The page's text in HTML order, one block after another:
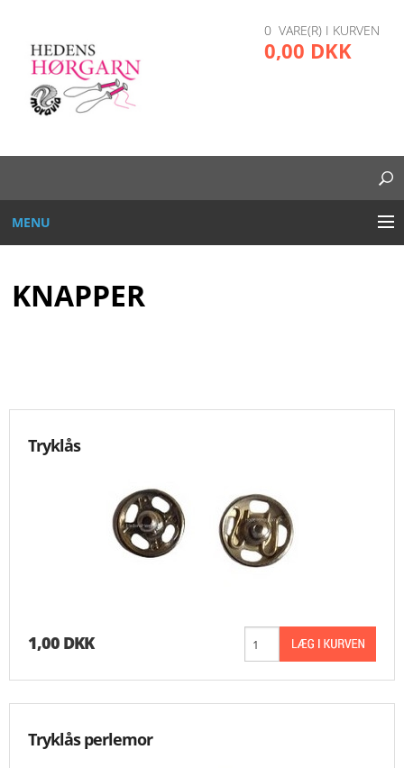
0 VARE(R) I KURVEN
0,00 DKK
MENU
DIVERSE
KNIPLING
MØNSTRE OG BØGER
NYHEDER
OM OS
KNAPPER
Tryklås
1,00 DKK
Tryklås perlemor